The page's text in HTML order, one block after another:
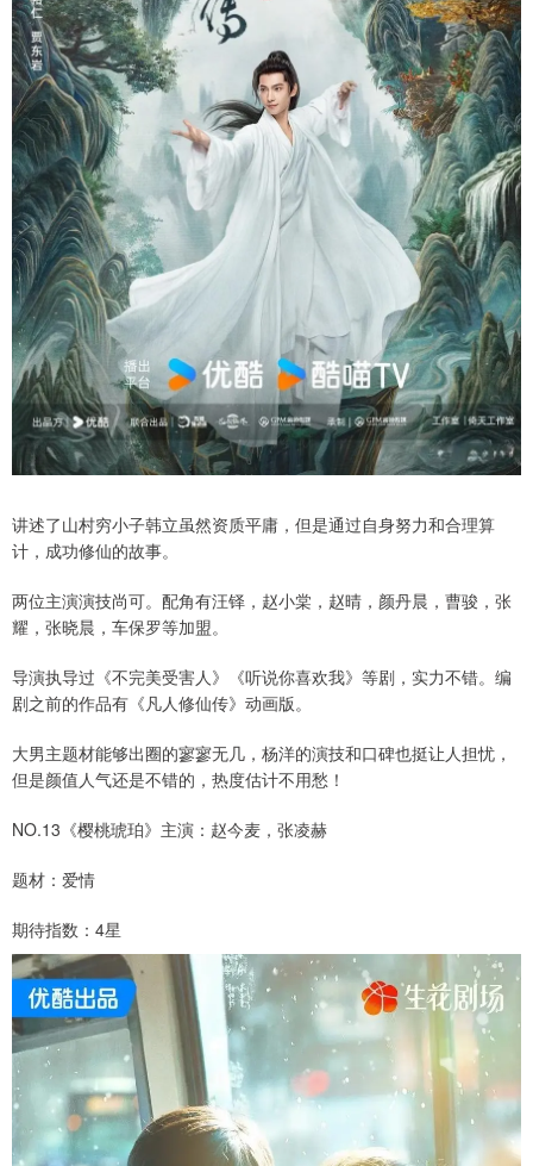
讲述了山村穷小子韩立虽然资质平庸，但是通过自身努力和合理算
计，成功修仙的故事。
两位主演演技尚可。配角有汪铎，赵小棠，赵晴，颜丹晨，曹骏，张
耀，张晓晨，车保罗等加盟。
导演执导过《不完美受害人》《听说你喜欢我》等剧，实力不错。编
剧之前的作品有《凡人修仙传》动画版。
大男主题材能够出圈的寥寥无几，杨洋的演技和口碑也挺让人担忧，
但是颜值人气还是不错的，热度估计不用愁！
NO.13《樱桃琥珀》主演：赵今麦，张凌赫
题材：爱情
期待指数：4星